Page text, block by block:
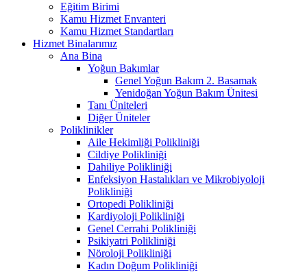
Eğitim Birimi
Kamu Hizmet Envanteri
Kamu Hizmet Standartları
Hizmet Binalarımız
Ana Bina
Yoğun Bakımlar
Genel Yoğun Bakım 2. Basamak
Yenidoğan Yoğun Bakım Ünitesi
Tanı Üniteleri
Diğer Üniteler
Poliklinikler
Aile Hekimliği Polikliniği
Cildiye Polikliniği
Dahiliye Polikliniği
Enfeksiyon Hastalıkları ve Mikrobiyoloji
Polikliniği
Ortopedi Polikliniği
Kardiyoloji Polikliniği
Genel Cerrahi Polikliniği
Psikiyatri Polikliniği
Nöroloji Polikliniği
Kadın Doğum Polikliniği